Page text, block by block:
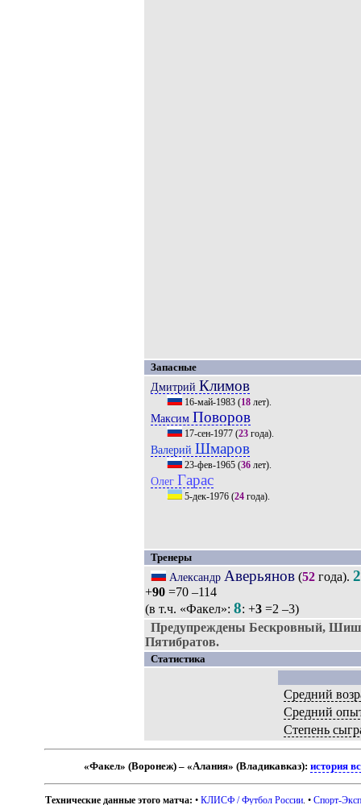
Запасные
Дмитрий Климов
16-май-1983(18лет).
Максим Поворов
17-сен-1977(23года).
Валерий Шмаров
23-фев-1965(36лет).
Олег Гарас
5-дек-1976(24года).
Тренеры
Александр Аверьянов(52года).
+90 =70 –114
(в т.ч. «Факел»: 8: +3 =2 –3)
Предупреждены Бескровный,
Пятибратов.
Статистика
Средний
Средний
Степень
«Факел» (Воронеж) – «Алания» (Владикавказ):история
Технические данные этого матча: •КЛИСФ / Футбол России . •Спорт-